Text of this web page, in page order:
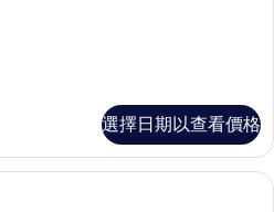
選擇日期以查看價格
豪華客房, 1 張特大雙人床 | 客房內保